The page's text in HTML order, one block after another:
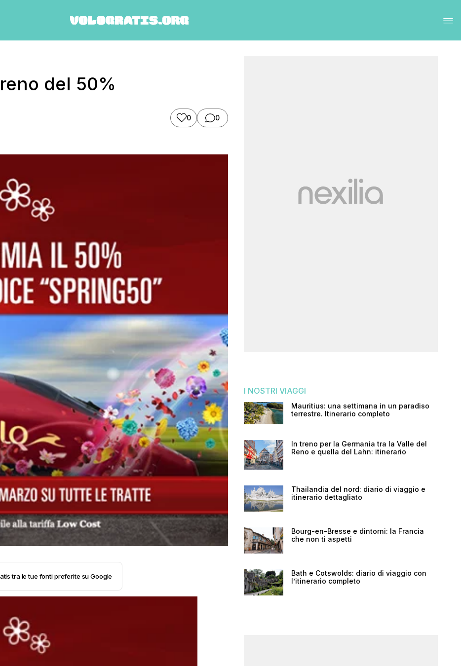
del 50%
0 0
tra le tue fonti preferite su Google
I NOSTRI VIAGGI
Mauritius: una settimana in un paradiso
terrestre. Itinerario completo
In treno per la Germania tra la Valle del
Reno e quella del Lahn: itinerario
Thailandia del nord: diario di viaggio e
itinerario dettagliato
Bourg-en-Bresse e dintorni: la Francia
che non ti aspetti
Bath e Cotswolds: diario di viaggio con
l’itinerario completo